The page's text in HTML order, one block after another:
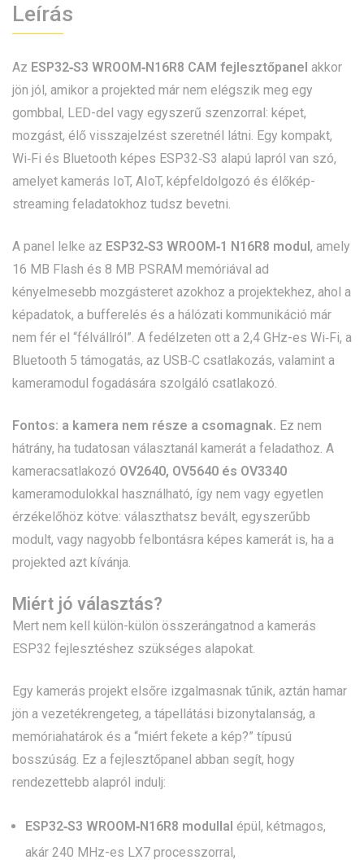
Leírás
Az ESP32‑S3 WROOM‑N16R8 CAM fejlesztőpanel akkor
jön jól, amikor a projekted már nem elégszik meg egy
gombbal, LED-del vagy egyszerű szenzorral: képet,
mozgást, élő visszajelzést szeretnél látni. Egy kompakt,
Wi‑Fi és Bluetooth képes ESP32‑S3 alapú lapról van szó,
amelyet kamerás IoT, AIoT, képfeldolgozó és élőkép-
streaming feladatokhoz tudsz bevetni.
A panel lelke az ESP32‑S3 WROOM‑1 N16R8 modul, amely
16 MB Flash és 8 MB PSRAM memóriával ad
kényelmesebb mozgásteret azokhoz a projektekhez, ahol a
képadatok, a bufferelés és a hálózati kommunikáció már
nem fér el “félvállról”. A fedélzeten ott a 2,4 GHz-es Wi‑Fi, a
Bluetooth 5 támogatás, az USB‑C csatlakozás, valamint a
kameramodul fogadására szolgáló csatlakozó.
Fontos: a kamera nem része a csomagnak. Ez nem
hátrány, ha tudatosan választanál kamerát a feladathoz. A
kameracsatlakozó OV2640, OV5640 és OV3340
kameramodulokkal használható, így nem vagy egyetlen
érzékelőhöz kötve: választhatsz bevált, egyszerűbb
modult, vagy nagyobb felbontásra képes kamerát is, ha a
projekted azt kívánja.
Miért jó választás?
Mert nem kell külön-külön összerángatnod a kamerás
ESP32 fejlesztéshez szükséges alapokat.
Egy kamerás projekt elsőre izgalmasnak tűnik, aztán hamar
jön a vezetékrengeteg, a tápellátási bizonytalanság, a
memóriahatárok és a “miért fekete a kép?” típusú
bosszúság. Ez a fejlesztőpanel abban segít, hogy
rendezettebb alapról indulj:
ESP32‑S3 WROOM‑N16R8 modullal épül, kétmagos,
akár 240 MHz-es LX7 processzorral,